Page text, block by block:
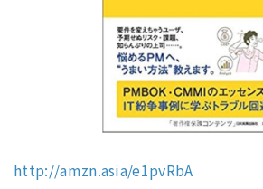
http://amzn.asia/e1pvRbA